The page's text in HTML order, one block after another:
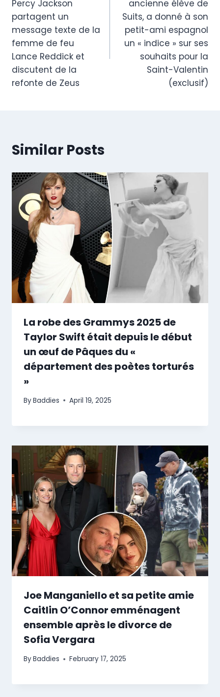
Percy Jackson
partagent un
message texte de la
femme de feu
Lance Reddick et
discutent de la
refonte de Zeus
ancienne élève de
Suits, a donné à son
petit-ami espagnol
un « indice » sur ses
souhaits pour la
Saint-Valentin
(exclusif)
Similar Posts
La robe des Grammys 2025 de
Taylor Swift était depuis le début
un œuf de Pâques du «
département des poètes torturés
»
ByBaddies April 19, 2025
Joe Manganiello et sa petite amie
Caitlin O’Connor emménagent
ensemble après le divorce de
Sofia Vergara
ByBaddies February 17, 2025